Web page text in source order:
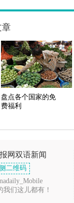
章
盘点各个国家的免
费福利
网双语新闻
二维码
我们这儿都有！